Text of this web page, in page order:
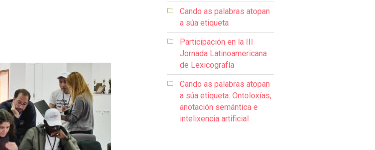
Cando as palabras atopan
a súa etiqueta
Participación en la III
Jornada Latinoamericana
de Lexicografía
Cando as palabras atopan
a súa etiqueta. Ontoloxías,
anotación semántica e
intelixencia artificial